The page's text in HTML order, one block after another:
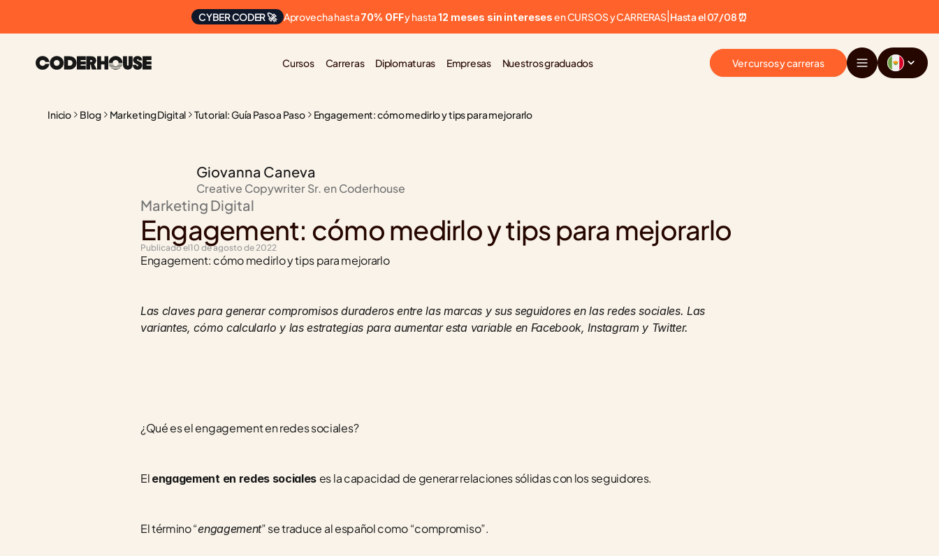
CYBER CODER 🚀 Aprovecha hasta 70% OFF y hasta 12 meses sin intereses en CURSOS y CARRERAS Hasta el 07/08 ⏰
Cursos Carreras Diplomaturas Empresas Nuestros graduados Ver cursos y carreras
Inicio Blog Marketing Digital Tutorial: Guía Paso a Paso Engagement: cómo medirlo y tips para mejorarlo
Giovanna Caneva
Creative Copywriter Sr. en Coderhouse
Marketing Digital
Engagement: cómo medirlo y tips para mejorarlo
Publicado el10 de agosto de 2022
Engagement: cómo medirlo y tips para mejorarlo
Las claves para generar compromisos duraderos entre las marcas y sus seguidores en las redes sociales. Las
variantes, cómo calcularlo y las estrategias para aumentar esta variable en Facebook, Instagram y Twitter.
¿Qué es el engagement en redes sociales?
El engagement en redes sociales es la capacidad de generar relaciones sólidas con los seguidores.
El término “engagement” se traduce al español como “compromiso”.